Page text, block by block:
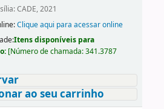
CADE, 2021
Clique aqui para acessar online
Itens disponíveis para
[Número de chamada:341.3787
ao seu carrinho